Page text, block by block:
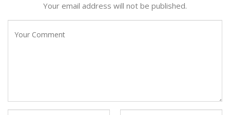
Your email address will not be published.